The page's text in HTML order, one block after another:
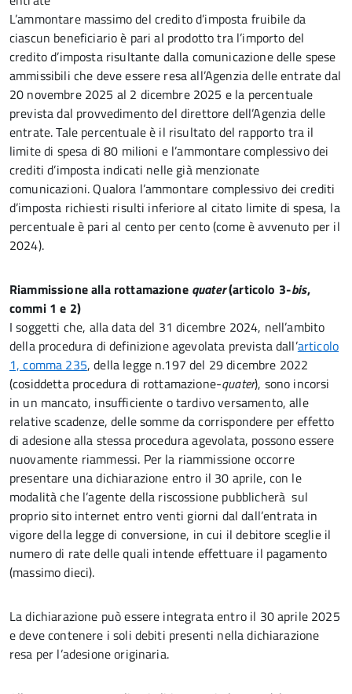
L’ammontare massimo del credito d’imposta fruibile da
ciascun beneficiario è pari al prodotto tra l’importo del
credito d’imposta risultante dalla comunicazione delle spese
ammissibili che deve essere resa all’Agenzia delle entrate dal
20 novembre 2025 al 2 dicembre 2025 e la percentuale
prevista dal provvedimento del direttore dell’Agenzia delle
entrate. Tale percentuale è il risultato del rapporto tra il
limite di spesa di 80 milioni e l’ammontare complessivo dei
crediti d’imposta indicati nelle già menzionate
comunicazioni. Qualora l’ammontare complessivo dei crediti
d’imposta richiesti risulti inferiore al citato limite di spesa, la
percentuale è pari al cento per cento (come è avvenuto per il
2024).
Riammissione alla rottamazione quater(articolo 3-bis,
commi 1 e 2)
I soggetti che, alla data del 31 dicembre 2024, nell’ambito
della procedura di definizione agevolata prevista dall’articolo
1, comma 235, della legge n.197 del 29 dicembre 2022
(cosiddetta procedura di rottamazione-quater), sono incorsi
in un mancato, insufficiente o tardivo versamento, alle
relative scadenze, delle somme da corrispondere per effetto
di adesione alla stessa procedura agevolata, possono essere
nuovamente riammessi. Per la riammissione occorre
presentare una dichiarazione entro il 30 aprile, con le
modalità che l’agente della riscossione pubblicherà sul
proprio sito internet entro venti giorni dal dall’entrata in
vigore della legge di conversione, in cui il debitore sceglie il
numero di rate delle quali intende effettuare il pagamento
(massimo dieci).
La dichiarazione può essere integrata entro il 30 aprile 2025
e deve contenere i soli debiti presenti nella dichiarazione
resa per l’adesione originaria.